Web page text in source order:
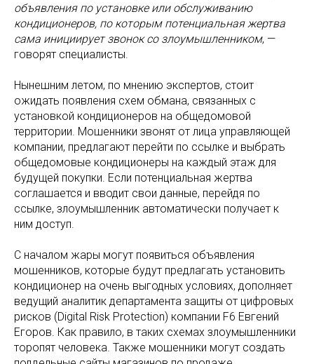
объявления по установке или обслуживанию
кондиционеров, по которым потенциальная жертва
сама инициирует звонок со злоумышленником, —
говорят специалисты.
Нынешним летом, по мнению экспертов, стоит
ожидать появления схем обмана, связанных с
установкой кондиционеров на общедомовой
территории. Мошенники звонят от лица управляющей
компании, предлагают перейти по ссылке и выбрать
общедомовые кондиционеры на каждый этаж для
будущей покупки. Если потенциальная жертва
соглашается и вводит свои данные, перейдя по
ссылке, злоумышленник автоматически получает к
ним доступ.
С началом жары могут появиться объявления
мошенников, которые будут предлагать установить
кондиционер на очень выгодных условиях, дополняет
ведущий аналитик департамента защиты от цифровых
рисков (Digital Risk Protection) компании F6 Евгений
Егоров. Как правило, в таких схемах злоумышленники
торопят человека. Также мошенники могут создать